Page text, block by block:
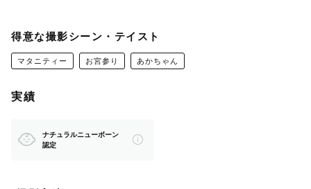
📸撮影について
す。
得意な撮影シーン・テイスト
マタニティー お宮参り あかちゃん
実績
ナチュラルニューボーン
認定